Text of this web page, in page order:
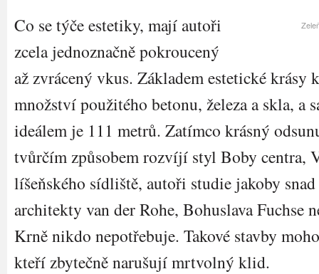
Co se týče estetiky, mají autoři
zcela jednoznačně pokroucený
až zvrácený vkus. Základem estetické krásy
množství použitého betonu, železa a skla, a
ideálem je 111 metrů. Zatímco krásný
tvůrčím způsobem rozvíjí styl Boby centra,
líšeňského sídliště, autoři studie jakoby
architekty van der Rohe, Bohuslava Fuchse
Krně nikdo nepotřebuje. Takové stavby
kteří zbytečně narušují mrtvolný klid.